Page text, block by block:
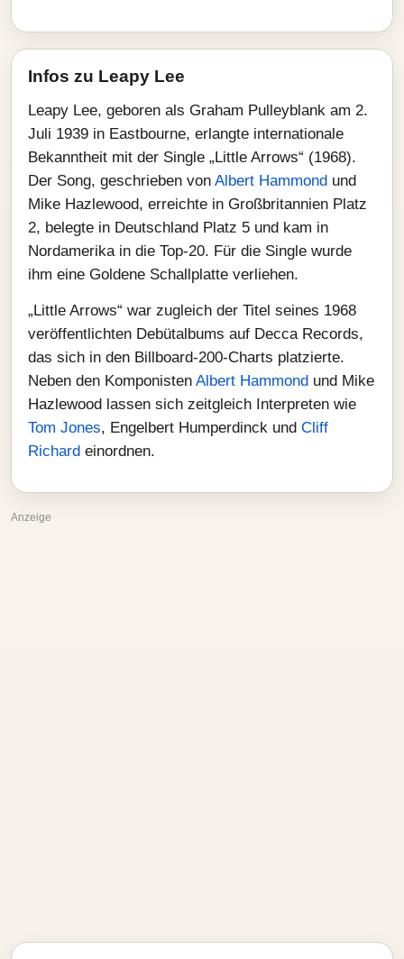
Infos zu Leapy Lee
Leapy Lee, geboren als Graham Pulleyblank am 2.
Juli 1939 in Eastbourne, erlangte internationale
Bekanntheit mit der Single „Little Arrows“ (1968).
Der Song, geschrieben von Albert Hammond und
Mike Hazlewood, erreichte in Großbritannien Platz
2, belegte in Deutschland Platz 5 und kam in
Nordamerika in die Top‑20. Für die Single wurde
ihm eine Goldene Schallplatte verliehen.
„Little Arrows“ war zugleich der Titel seines 1968
veröffentlichten Debütalbums auf Decca Records,
das sich in den Billboard‑200‑Charts platzierte.
Neben den Komponisten Albert Hammond und Mike
Hazlewood lassen sich zeitgleich Interpreten wie
Tom Jones, Engelbert Humperdinck und Cliff
Richard einordnen.
Anzeige